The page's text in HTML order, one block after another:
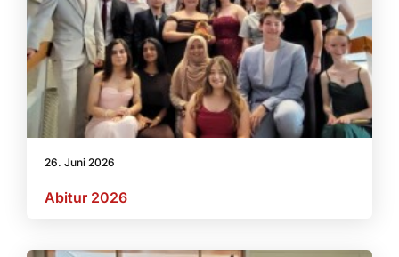
26. Juni 2026
Abitur 2026